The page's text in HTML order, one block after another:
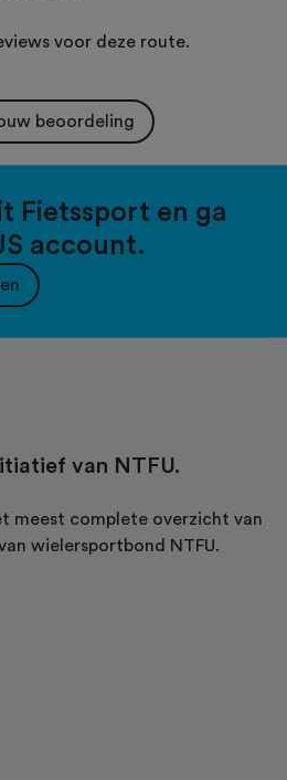
voor deze route.
beoordeling
Fietssport en ga
account.
van NTFU.
meest complete overzicht van
wielersportbond NTFU.